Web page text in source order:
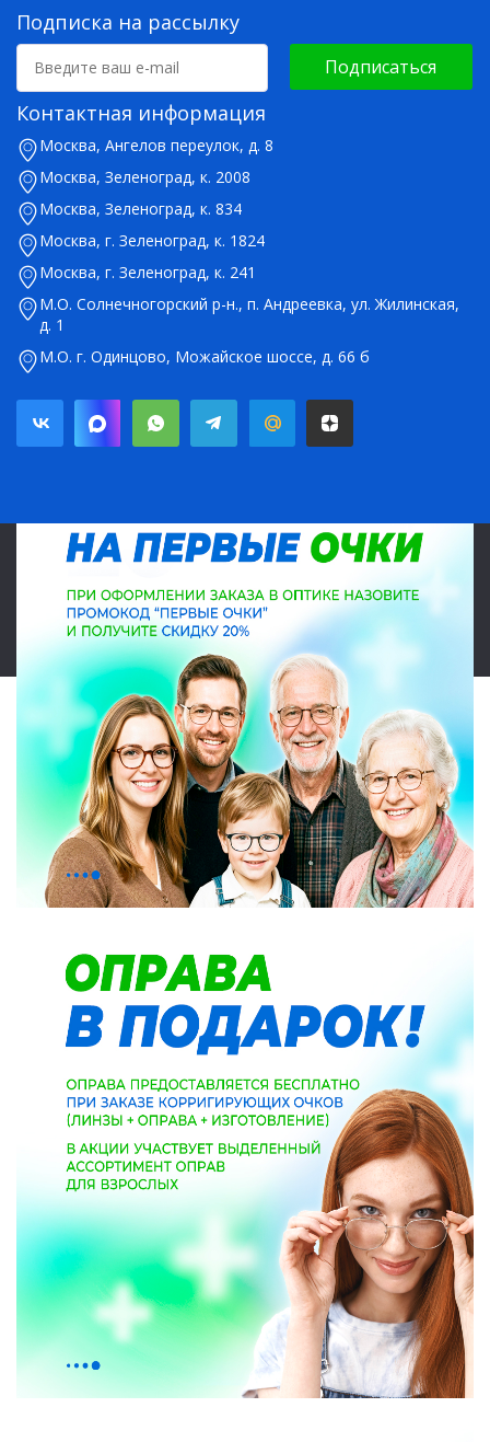
Подписка на рассылку
Подписаться
Контактная информация
Москва, Ангелов переулок, д. 8
Москва, Зеленоград, к. 2008
Москва, Зеленоград, к. 834
Москва, г. Зеленоград, к. 1824
Москва, г. Зеленоград, к. 241
М.О. Солнечногорский р-н., п. Андреевка, ул. Жилинская,
д. 1
М.О. г. Одинцово, Можайское шоссе, д. 66 б
© 2026 Салон оптики Lokamed. Все права защищены. Указанные на
является публичной офертой в соответствии со статьей 437.
Карта сайта| | Политика конфиденциальности